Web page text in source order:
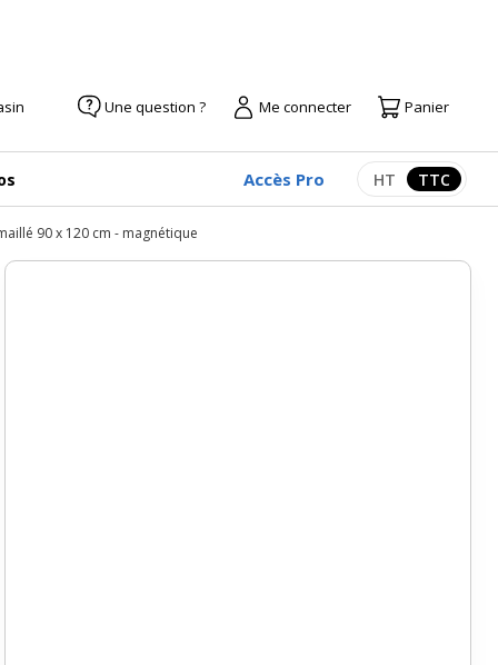
Une question ? Me connecter Panier
Accès Pro Afficher les
HT TTC
90 x 120 cm - magnétique